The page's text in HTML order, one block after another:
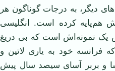
دیگر، به درجات گوناگون هر
هم‌پایه کرده است. انگلیسی
یک نمونه‌اش است که بی دریغ
فرانسه خود به یاری لاتین و
و بربر آسای سیصد سال پیش